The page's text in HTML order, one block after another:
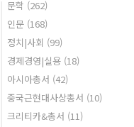
문학 (262)
인문 (168)
정치|사회 (99)
경제경영|실용 (18)
아시아총서 (42)
중국근현대사상총서 (10)
크리티카&총서 (11)